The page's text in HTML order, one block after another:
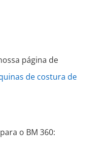
página de
de costura de
o BM 360: